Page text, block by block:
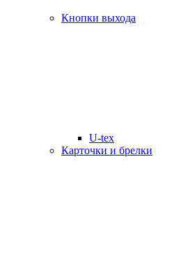
Кнопки выхода
U-tex
Карточки и брелки